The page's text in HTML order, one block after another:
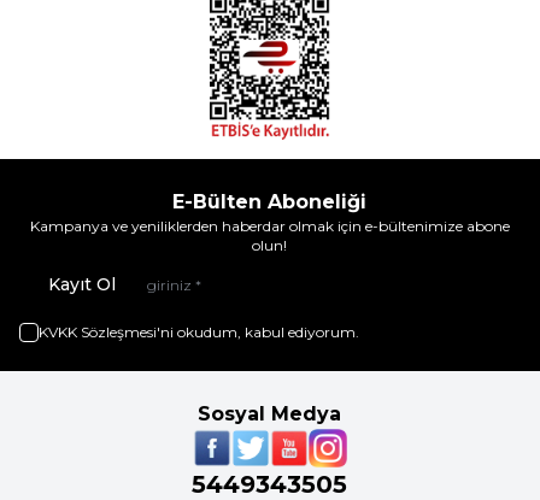
E-Bülten Aboneliği
Kampanya ve yeniliklerden haberdar olmak için e-bültenimize abone
olun!
Kayıt Ol
KVKK Sözleşmesi'ni okudum, kabul ediyorum.
Sosyal Medya
5449343505